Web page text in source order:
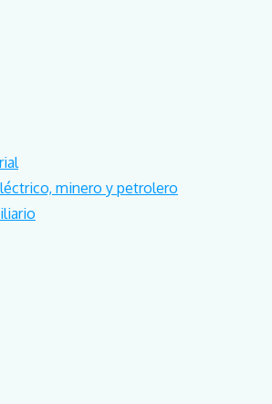
minero y petrolero